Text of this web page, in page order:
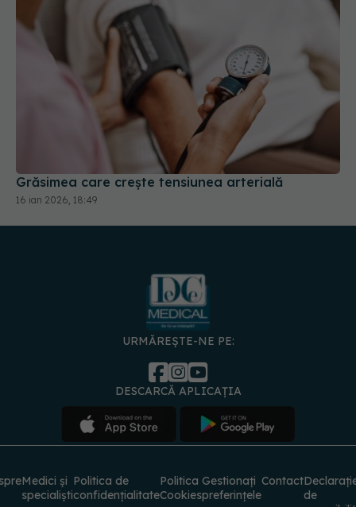
Grăsimea care crește tensiunea arterială
16 ian 2026, 18:49
URMĂREȘTE-NE PE:
DESCARCĂ APLICAȚIA
Medici și
specialiști
Politica de
confidențialitate
Politica
Cookies
Gestionați
preferințele
Contact
de